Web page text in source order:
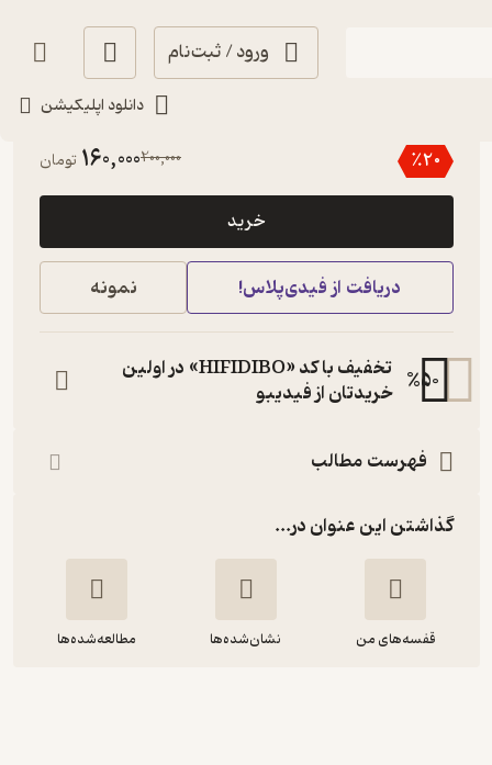
ورود / ثبت‌نام
دانلود اپلیکیشن
٪20
200,000
160,000 تومان
خرید
دریافت از فیدی‌پلاس! نمونه
%50
تخفیف با کد «HIFIDIBO» در اولین
خریدتان از فیدیبو
فهرست مطالب
گذاشتن این عنوان در...
قفسه‌های من نشان‌شده‌ها مطالعه‌شده‌ها